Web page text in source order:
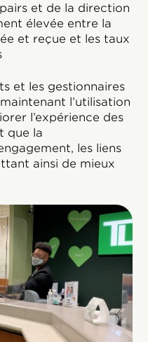
et de la direction
élevée entre la
et reçue et les taux
et les gestionnaires
l’utilisation
l’expérience des
que la
les liens
ainsi de mieux